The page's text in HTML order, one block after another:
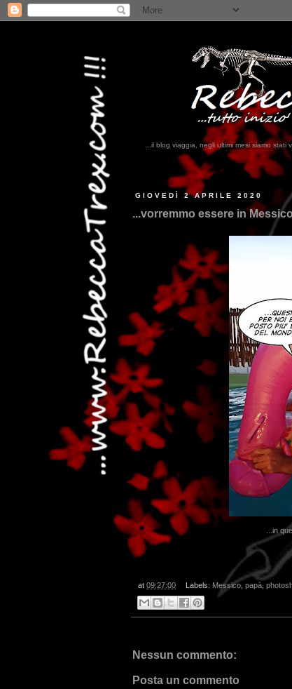
...il blog viaggia, negli ultimi mesi siamo
GIOVEDÌ 2 APRILE 2020
...vorremmo essere in
...in
at 09:27:00 Labels: Messico, papà,
Nessun commento:
Posta un commento